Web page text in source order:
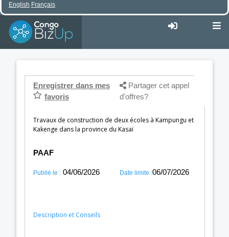
English Français
Enregistrer dans mes
favoris
Partager cet appel
d'offres?
Travaux de construction de deux écoles à Kampungu et
Kakenge dans la province du Kasaï
PAAF
Publié le : 04/06/2026 Date limite :06/07/2026
Description et Conseils